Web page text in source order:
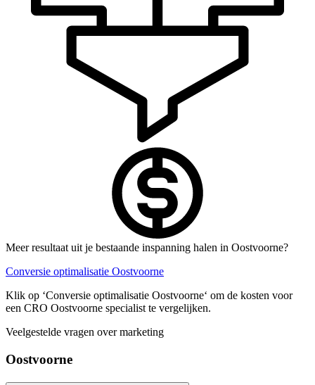
Meer resultaat uit je bestaande inspanning halen in Oostvoorne?
Conversie optimalisatie Oostvoorne
Klik op ‘Conversie optimalisatie Oostvoorne‘ om de kosten voor
een CRO Oostvoorne specialist te vergelijken.
Veelgestelde vragen over marketing
Oostvoorne